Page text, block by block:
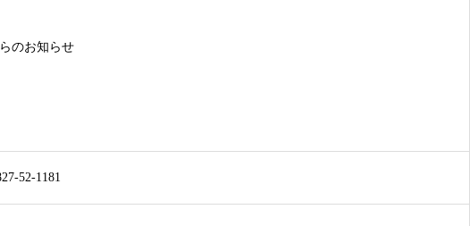
のお知らせ
52-1181